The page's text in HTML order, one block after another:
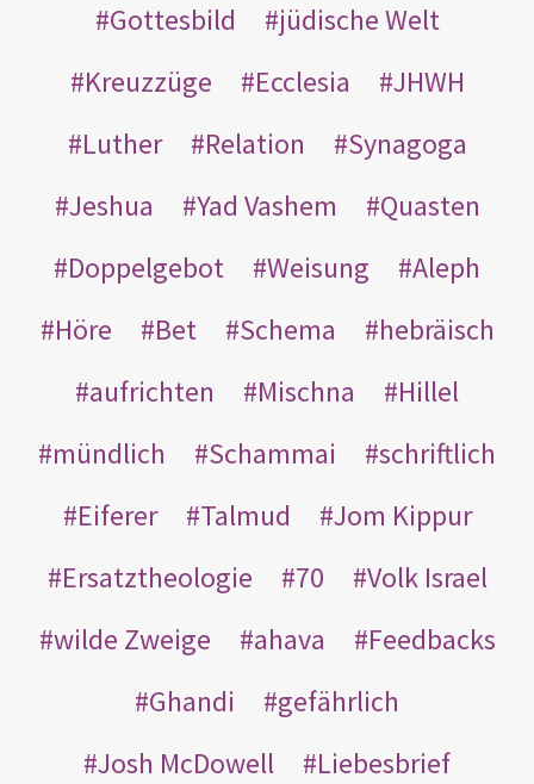
Gottesbild
jüdische Welt
Kreuzzüge
Ecclesia
JHWH
Luther
Relation
Synagoga
Jeshua
Yad Vashem
Quasten
Doppelgebot
Weisung
Aleph
Höre
Bet Schema
hebräisch
aufrichten
Mischna
Hillel
mündlich
Schammai
schriftlich
Eiferer
Talmud
Jom Kippur
Ersatztheologie
70
Volk Israel
wilde Zweige
ahava
Feedbacks
Ghandi
gefährlich
Josh McDowell
Liebesbrief